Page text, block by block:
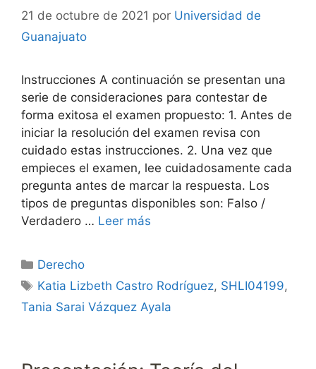
21 de octubre de 2021 por Universidad de
Guanajuato
Instrucciones A continuación se presentan una
serie de consideraciones para contestar de
forma exitosa el examen propuesto: 1. Antes de
iniciar la resolución del examen revisa con
cuidado estas instrucciones. 2. Una vez que
empieces el examen, lee cuidadosamente cada
pregunta antes de marcar la respuesta. Los
tipos de preguntas disponibles son: Falso /
Verdadero … Leer más
Categorías
Derecho
Etiquetas
Katia Lizbeth Castro Rodríguez, SHLI04199,
Tania Sarai Vázquez Ayala